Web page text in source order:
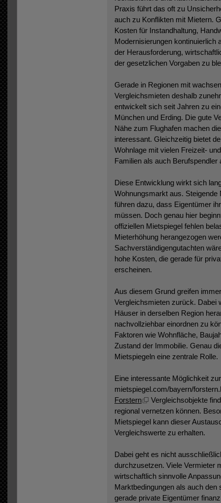
Praxis führt das oft zu
auch zu Konflikten mit Mietern.
Kosten für Instandhaltung,
Modernisierungen kontinuierlich
der Herausforderung,
der gesetzlichen Vorgaben zu
Gerade in Regionen mit
Vergleichsmieten deshalb
entwickelt sich seit Jahren zu
München und Erding. Die gute
Nähe zum Flughafen machen
interessant. Gleichzeitig bietet
Wohnlage mit vielen Freizeit-
Familien als auch Berufspendler
Diese Entwicklung wirkt sich
Wohnungsmarkt aus.
führen dazu, dass Eigentümer
müssen. Doch genau hier
offiziellen Mietspiegel fehlen
Mieterhöhung herangezogen
Sachverständigengutachten
hohe Kosten, die gerade für
erscheinen.
Aus diesem Grund greifen
Vergleichsmieten zurück. Dabei
Häuser in derselben Region
nachvollziehbar einordnen zu
Faktoren wie Wohnfläche,
Zustand der Immobilie. Genau
Mietspiegeln eine zentrale Rolle.
Eine interessante Möglichkeit
mietspiegel.com/bayern/
Forstern
Vergleichsobjekte
regional vernetzen können.
Mietspiegel kann dieser
Vergleichswerte zu erhalten.
Dabei geht es nicht
durchzusetzen. Viele Vermieter
wirtschaftlich sinnvolle
Marktbedingungen als auch
gerade private Eigentümer